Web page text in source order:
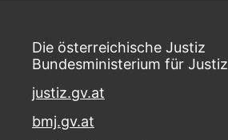
Die österreichische Justiz
Bundesministerium für Justiz
justiz.gv.at
bmj.gv.at